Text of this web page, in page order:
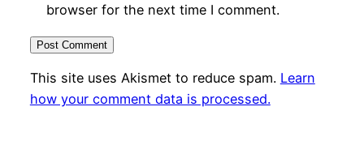
browser for the next time I comment.
This site uses Akismet to reduce spam. Learn
how your comment data is processed.